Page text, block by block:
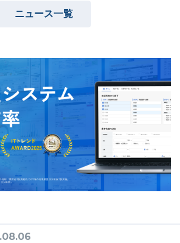
お役立ちブログ 資料ダウンロード
サービス一覧 プラン
ニュース一覧